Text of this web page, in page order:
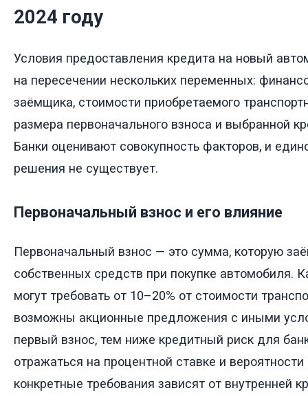
2024 году
Условия предоставления кредита на новый
на пересечении нескольких переменных:
заёмщика, стоимости приобретаемого
размера первоначального взноса и выбранной
Банки оценивают совокупность факторов, и
решения не существует.
Первоначальный взнос и его влияние
Первоначальный взнос — это сумма, которую
собственных средств при покупке автомобиля.
могут требовать от 10–20% от стоимости
возможны акционные предложения с иными
первый взнос, тем ниже кредитный риск для
отражаться на процентной ставке и
конкретные требования зависят от внутренней